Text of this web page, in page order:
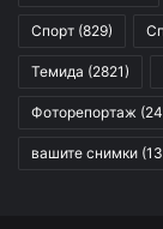
Спорт (829)
Темида (2821)
Фоторепортаж
вашите снимки